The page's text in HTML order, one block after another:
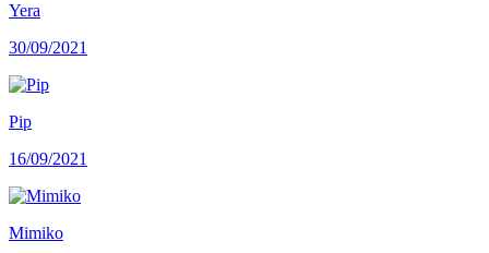
Yera
30/09/2021
Pip
16/09/2021
Mimiko